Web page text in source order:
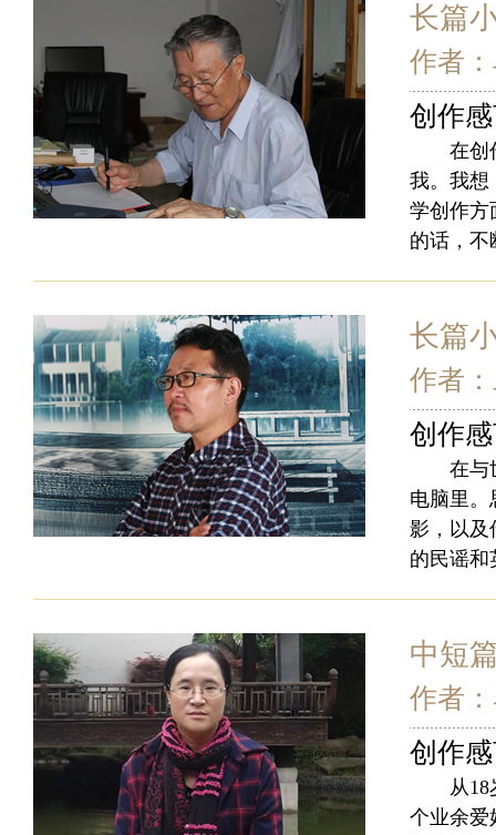
长篇
作者
创作
在创作
我。我想
学创作方
的话，不
长篇
作者
创作
在与世
电脑里。
影，以及
的民谣和
中短
作者
创作
从18岁
个业余爱